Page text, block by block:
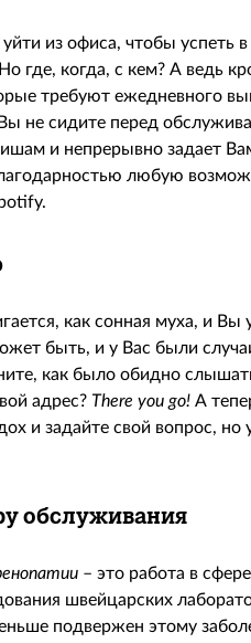
из офиса, чтобы успеть
где, когда, с кем? А ведь
требуют ежедневного
не сидите перед
и непрерывно задает
любую
как сонная муха, и Вы
быть, и у Вас были
как было обидно
адрес? There you go! А
и задайте свой вопрос, но
обслуживания
– это работа в
швейцарских
подвержен этому